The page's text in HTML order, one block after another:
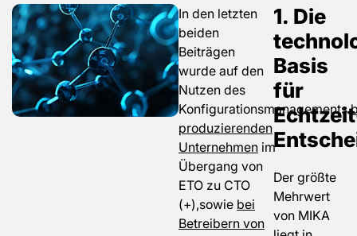
In den letzten
beiden
Beiträgen
wurde auf den
Nutzen des
Konfigurationsmanagements
produzierenden
Unternehmen im
Übergang von
ETO zu CTO
(+),sowie bei
Betreibern von
1. Die
Basis
für
Der größte
Mehrwert
von MIKA